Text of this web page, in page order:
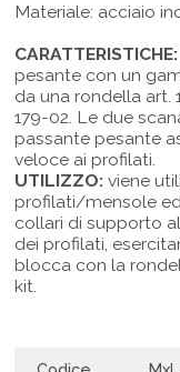
Materiale: acciaio
CARATTERISTICHE:
pesante con un
da una rondella art.
179-02. Le due
passante pesante
veloce ai profilati.
UTILIZZO: viene
profilati/mensole
collari di supporto
dei profilati,
blocca con la
kit.